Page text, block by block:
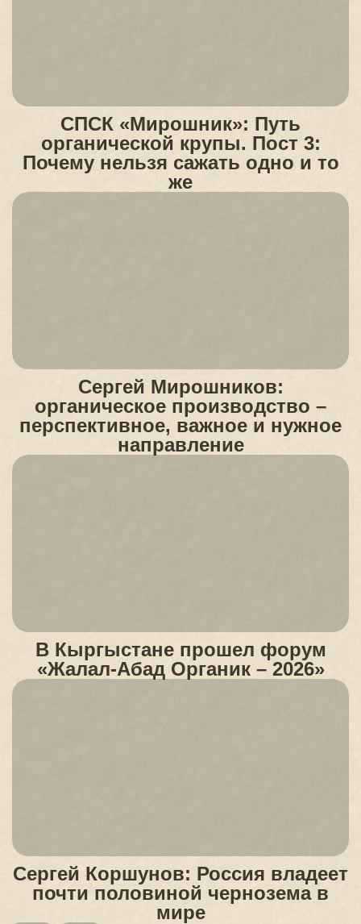
СПСК «Мирошник»: Путь
органической крупы. Пост 3:
Почему нельзя сажать одно и то
же
Сергей Мирошников:
органическое производство –
перспективное, важное и нужное
направление
В Кыргыстане прошел форум
«Жалал-Абад Органик – 2026»
Сергей Коршунов: Россия владеет
почти половиной чернозема в
мире